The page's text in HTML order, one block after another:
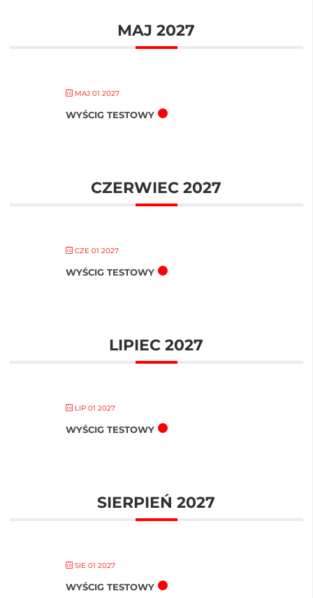
MAJ 2027
MAJ 01 2027
WYŚCIG TESTOWY
CZERWIEC 2027
CZE 01 2027
WYŚCIG TESTOWY
LIPIEC 2027
LIP 01 2027
WYŚCIG TESTOWY
SIERPIEŃ 2027
SIE 01 2027
WYŚCIG TESTOWY